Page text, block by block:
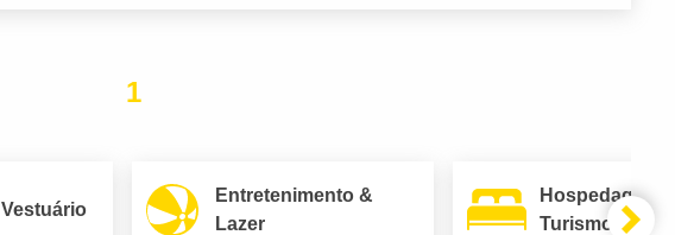
1
Vestuário
Entretenimento &
Lazer
Hospedagem
Turismo